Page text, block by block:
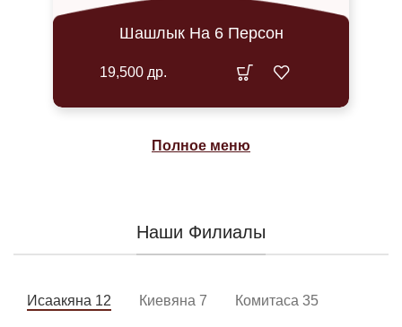
Куриная Котлета С
2,300др.
Полное меню
Наши Филиалы
Исаакяна 12 Киевяна 7 Комитаса 35